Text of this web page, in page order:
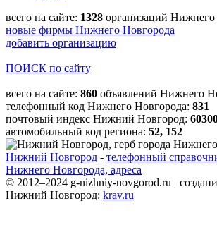
всего на сайте: 1328 организаций Нижнего
новые фирмы Нижнего Новгорода
добавить организацию
ПОИСК по сайту
всего на сайте: 860 объявлений Нижнего
телефонный код Нижнего Новгорода: 831
почтовый индекс Нижний Новгород:
автомобильный код региона: 52, 152
Нижний Новгород - телефонный
Нижнего Новгорода, адреса
© 2012–2024 g-nizhniy-novgorod.ru
Нижний Новгород: krav.ru